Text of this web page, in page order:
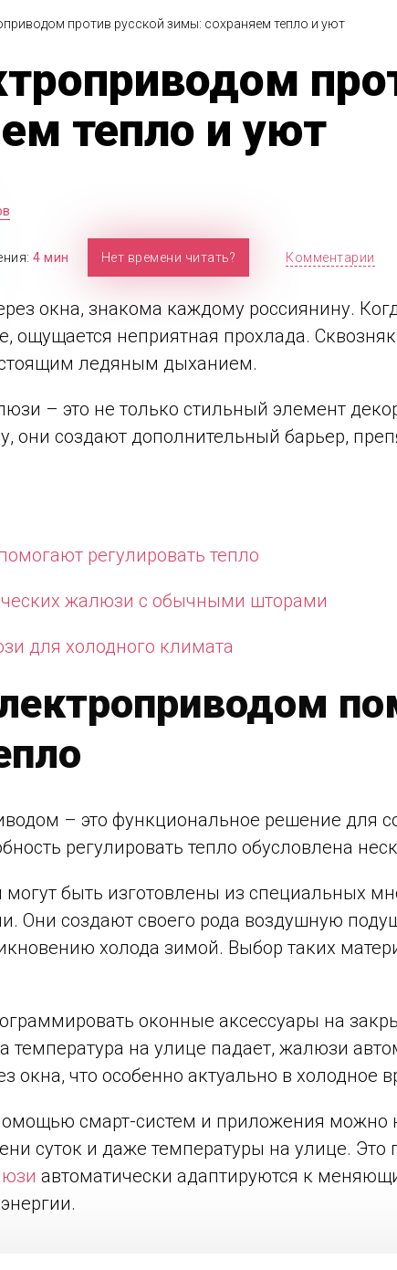
против русской зимы: сохраняем тепло и уют
тепло и уют
4 мин Нет времени читать? Комментарии
окна, знакома каждому россиянину.
ощущается неприятная прохлада.
ледяным дыханием.
– это не только стильный элемент
они создают дополнительный барьер,
регулировать тепло
жалюзи с обычными шторами
для холодного климата
– это функциональное решение для
регулировать тепло обусловлена
быть изготовлены из специальных
Они создают своего рода воздушную
холода зимой. Выбор таких
оконные аксессуары на
температура на улице падает, жалюзи
окна, что особенно актуально в холодное
смарт-систем и приложения можно
суток и даже температуры на улице. Это
автоматически адаптируются к